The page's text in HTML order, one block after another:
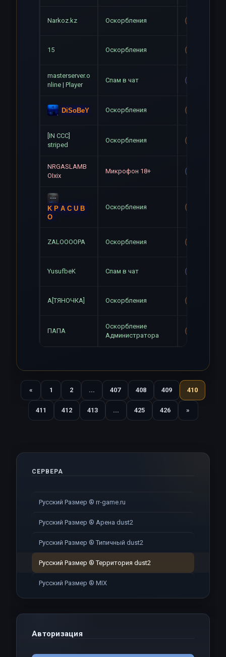
СЕРВЕРА
Русский Размер ® rr-game.ru
Русский Размер ® Арена dust2
Русский Размер ® Типичный dust2
Русский Размер ® Территория dust2
Русский Размер ® MIX
Авторизация
Narkoz.kz Оскорбления
15 Оскорбления
masterserver.o
nline | Player
Спам в чат
DiSoBeY Оскорбления
[IN CCC]
striped
Оскорбления
NRGASLAMB
OIxix
Микрофон 18+
K P A C U B
O
Оскорбления
ZALOOOOPA Оскорбления
YusufbeK Спам в чат
А[ТЯНОЧКА] Оскорбления
ПАПА
Оскорбление
Администратора
«Назад1 2 ... 407 408 409 410
411 412 413 ... 425 426 »Вперед